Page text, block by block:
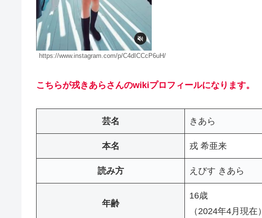
https://www.instagram.com/p/C4dICCcP6uH/
こちらが戎きあらさんのwikiプロフィールになります。
芸名 きあら
本名 戎 希亜来
読み方 えびす きあら
年齢
16歳
（2024年4月現在）